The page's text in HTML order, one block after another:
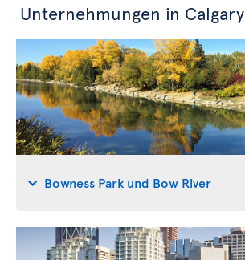
Unternehmungen in Calgary
Bowness Park und Bow River